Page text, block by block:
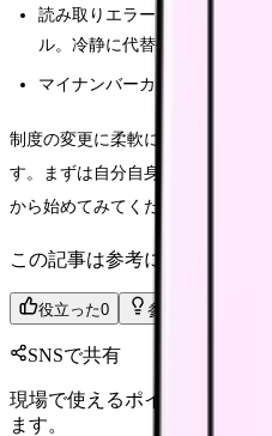
読み取りエラー・暗証番号忘
ル。冷静に代替手段へ切り替え
マイナンバーカードの預かり
制度の変更に柔軟に対応できる看
す。まずは自分自身のマイナンバ
から始めてみてください。
この記事は参考になりましたか
役立った0 参考になった
SNSで共有
現場で使えるポイントを、同
ます。